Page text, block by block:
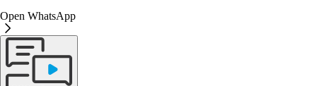
Open WhatsApp